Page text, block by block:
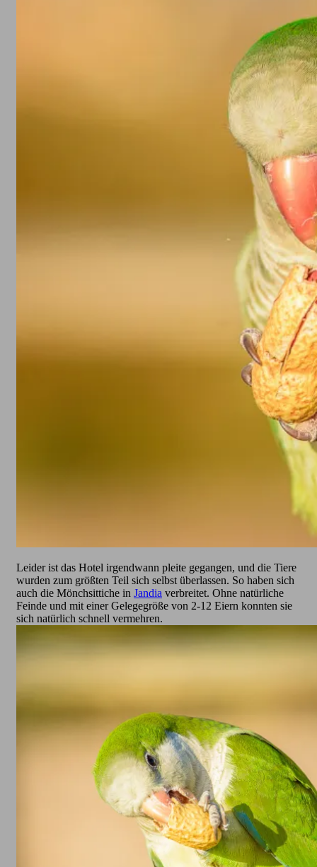
Leider ist das Hotel irgendwann pleite gegangen, und die Tiere
wurden zum größten Teil sich selbst überlassen. So haben sich
auch die Mönchsittiche in Jandia verbreitet. Ohne natürliche
Feinde und mit einer Gelegegröße von 2-12 Eiern konnten sie
sich natürlich schnell vermehren.